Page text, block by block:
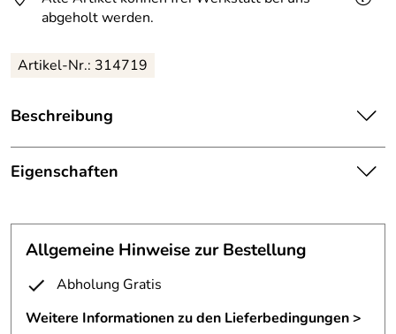
abgeholt werden.
Artikel-Nr.: 314719
Beschreibung
Heizkörperverkleidungaus Edelstahl in einem
Edelstahlrahmen.
Rahmen eingehängt.
Rahmenmaße: 150X85 cm
Rahmenstärke: 3X3 cm
Material: V2A Edelstahl (1.43.01)
Eigenschaften
Füllung:
gerade Vierkantlöcher 1X1cm
Material:
Mindest
1 lfm
Allgemeine Hinweise zur Bestellung
Abholung Gratis
Weitere Informationen zu den Lieferbedingungen >